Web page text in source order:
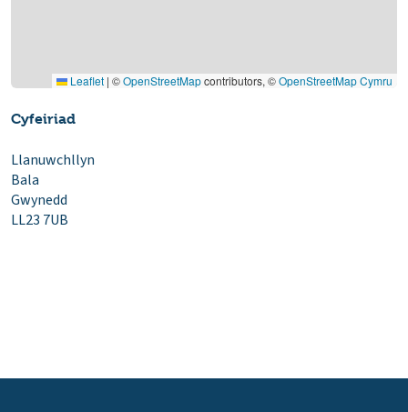
Leaflet | ©OpenStreetMapcontributors, ©OpenStreetMap Cymru
Cyfeiriad
Llanuwchllyn
Bala
Gwynedd
LL23 7UB